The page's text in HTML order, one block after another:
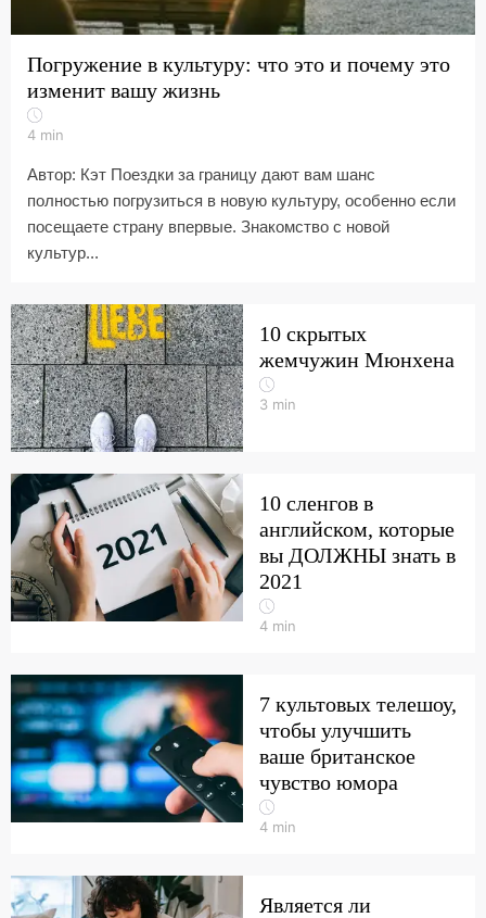
Погружение в культуру: что это и почему это
изменит вашу жизнь
4 min
Автор: Кэт Поездки за границу дают вам шанс
полностью погрузиться в новую культуру, особенно если
посещаете страну впервые. Знакомство с новой
культур...
10 скрытых
жемчужин Мюнхена
3 min
10 сленгов в
английском, которые
вы ДОЛЖНЫ знать в
2021
4 min
7 культовых телешоу,
чтобы улучшить
ваше британское
чувство юмора
4 min
Является ли